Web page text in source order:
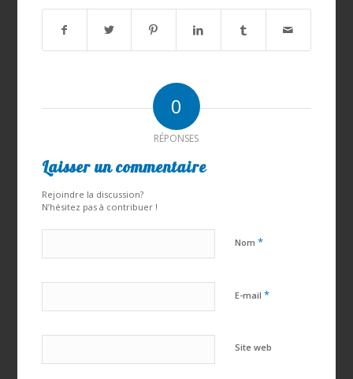
0
RÉPONSES
Laisser un commentaire
Rejoindre la discussion?
N’hésitez pas à contribuer !
Nom *
E-mail *
Site web